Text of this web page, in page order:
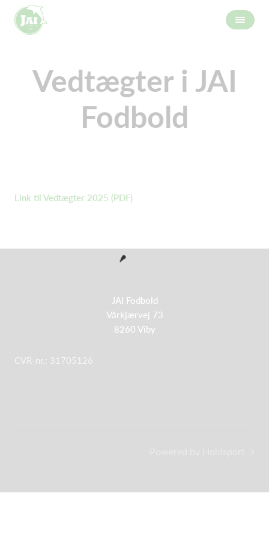
Vedtægter i JAI
Fodbold
Link til Vedtægter 2025 (PDF)
JAI Fodbold
Vårkjærvej 73
8260 Viby
CVR-nr.: 31705126